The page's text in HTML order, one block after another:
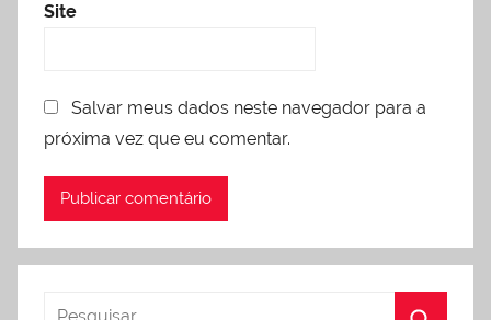
Site
Salvar meus dados neste navegador para a
próxima vez que eu comentar.